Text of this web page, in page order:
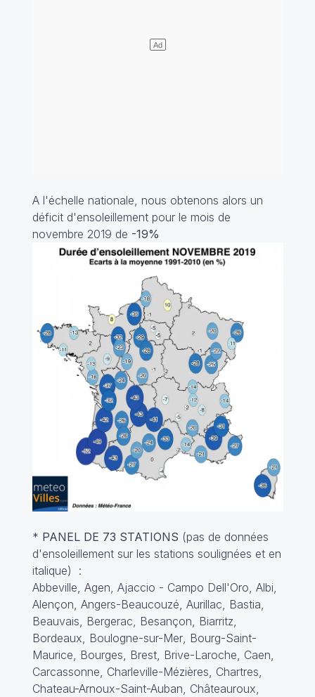
A l'échelle nationale, nous obtenons alors un
déficit d'ensoleillement pour le mois de
novembre 2019 de -19%
* PANEL DE 73 STATIONS (pas de données
d'ensoleillement sur les stations soulignées et en
italique) :
Abbeville, Agen, Ajaccio - Campo Dell'Oro, Albi,
Alençon, Angers-Beaucouzé, Aurillac, Bastia,
Beauvais, Bergerac, Besançon, Biarritz,
Bordeaux, Boulogne-sur-Mer, Bourg-Saint-
Maurice, Bourges, Brest, Brive-Laroche, Caen,
Carcassonne, Charleville-Mézières, Chartres,
Chateau-Arnoux-Saint-Auban, Châteauroux,